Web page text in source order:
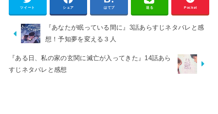
ツイート シェア はてブ 送る Pocket
『あなたが眠っている間に』3話あらすじネタバレと感
想！予知夢を変える３人
『ある日、私の家の玄関に滅亡が入ってきた』14話あら
すじネタバレと感想